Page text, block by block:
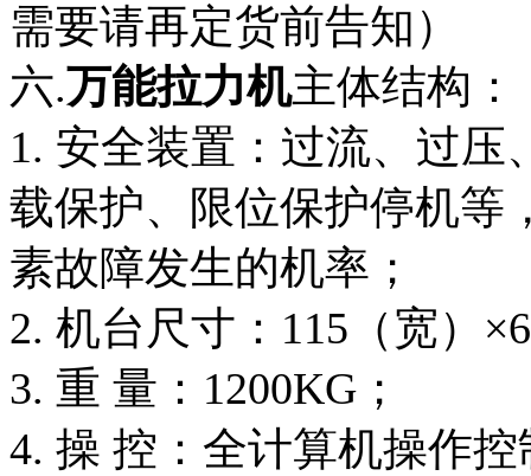
需要请再定货前告知）
六.万能拉力机主体结构：
1. 安全装置：过流、过
载保护、限位保护停机等
素故障发生的机率；
2. 机台尺寸：115（宽）
3. 重 量：1200KG；
4. 操 控：全计算机操作